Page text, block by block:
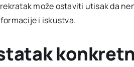
može ostaviti utisak da
i iskustva.